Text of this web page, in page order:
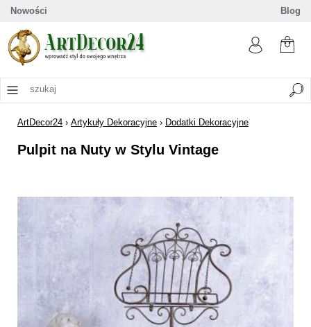
Nowości Blog
ArtDecor24 › Artykuły Dekoracyjne › Dodatki Dekoracyjne
Pulpit na Nuty w Stylu Vintage